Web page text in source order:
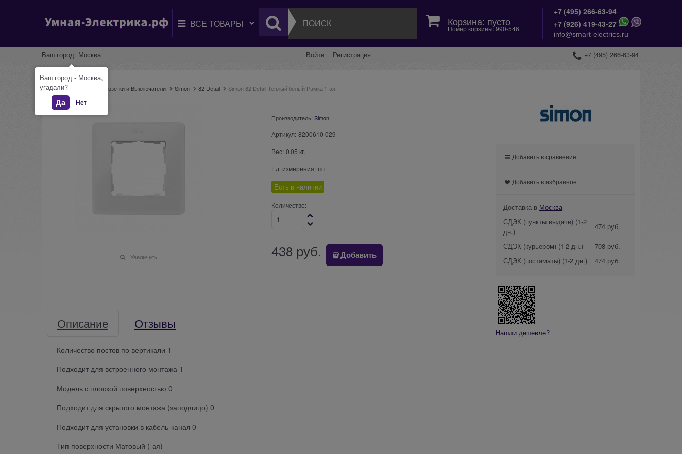
Корзина: пусто
Номер корзины: 990-546
+7 (495) 266-63-94
+7 (926) 419-43-27
info@smart-electrics.ru
Ваш город: Москва Войти Регистрация +7 (495) 266-63-94
Главная Розетки и Выключатели Simon 82 Detail Simon 82 Detail Теплый белый Рамка 1-ая
Увеличить
Производитель: Simon
Артикул: 8200610-029
Вес: 0.05 кг.
Ед. измерения: шт
Есть в наличии
Количество:
438 руб. Добавить
Описание Отзывы
Количество постов по вертикали 1
Подходит для встроенного монтажа 1
Модель с плоской поверхностью 0
Подходит для скрытого монтажа (заподлицо) 0
Подходит для установки в кабель-канал 0
Тип поверхности Матовый (-ая)
Добавить в сравнение
Добавить в избранное
Доставка в Москва
СДЭК (пункты выдачи) (1-2
дн.)
474 руб.
СДЭК (курьером) (1-2 дн.)
708 руб.
СДЭК (постаматы) (1-2 дн.) 474 руб.
Нашли дешевле?
Ваш город - Москва,
угадали?
Да Нет